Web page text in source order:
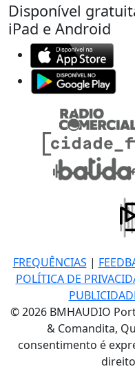
Disponível
iPad e Android
FREQUÊNCIAS |
POLÍTICA DE
© 2026 BMHAUDIO
& Comandita,
consentimento é